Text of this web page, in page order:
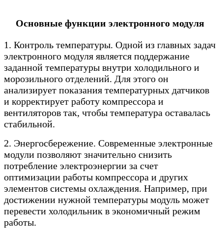
Основные функции электронного модуля
1. Контроль температуры. Одной из главных задач
электронного модуля является поддержание
заданной температуры внутри холодильного и
морозильного отделений. Для этого он
анализирует показания температурных датчиков
и корректирует работу компрессора и
вентиляторов так, чтобы температура оставалась
стабильной.
2. Энергосбережение. Современные электронные
модули позволяют значительно снизить
потребление электроэнергии за счет
оптимизации работы компрессора и других
элементов системы охлаждения. Например, при
достижении нужной температуры модуль может
перевести холодильник в экономичный режим
работы.